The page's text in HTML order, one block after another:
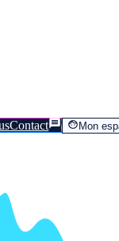
Contact Mon